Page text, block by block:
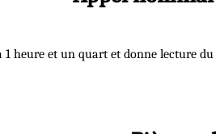
heure et un quart et donne lecture du